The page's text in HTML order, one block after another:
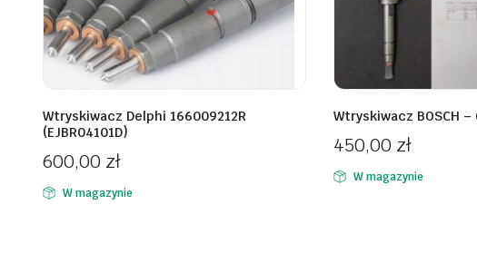
Wtryskiwacz Delphi 166009212R
(EJBR04101D)
600,00 zł
W magazynie
Wtryskiwacz BOSCH –
450,00 zł
W magazynie